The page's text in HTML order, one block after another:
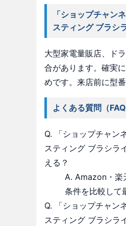
「ショップチャン
スティング ブラシ
大型家電量販店、ド
合があります。確実
めです。来店前に型
よくある質問（FAQ
Q. 「ショップチャン
スティング ブラシラ
える？
A. Amazon・楽
条件を比較して
Q. 「ショップチャン
スティング ブラシラ